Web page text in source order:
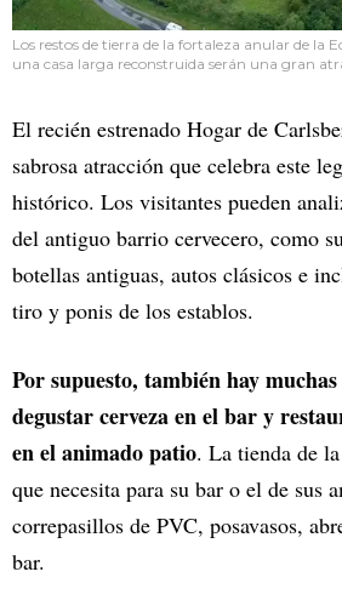
Los restos de tierra de la fortaleza anular de la
una casa larga reconstruida serán una gran
El recién estrenado Hogar de
sabrosa atracción que celebra este
histórico. Los visitantes pueden
del antiguo barrio cervecero, como
botellas antiguas, autos clásicos e
tiro y ponis de los establos.
Por supuesto, también hay
degustar cerveza en el bar y
en el animado patio. La tienda de
que necesita para su bar o el de sus
correpasillos de PVC, posavasos,
bar.